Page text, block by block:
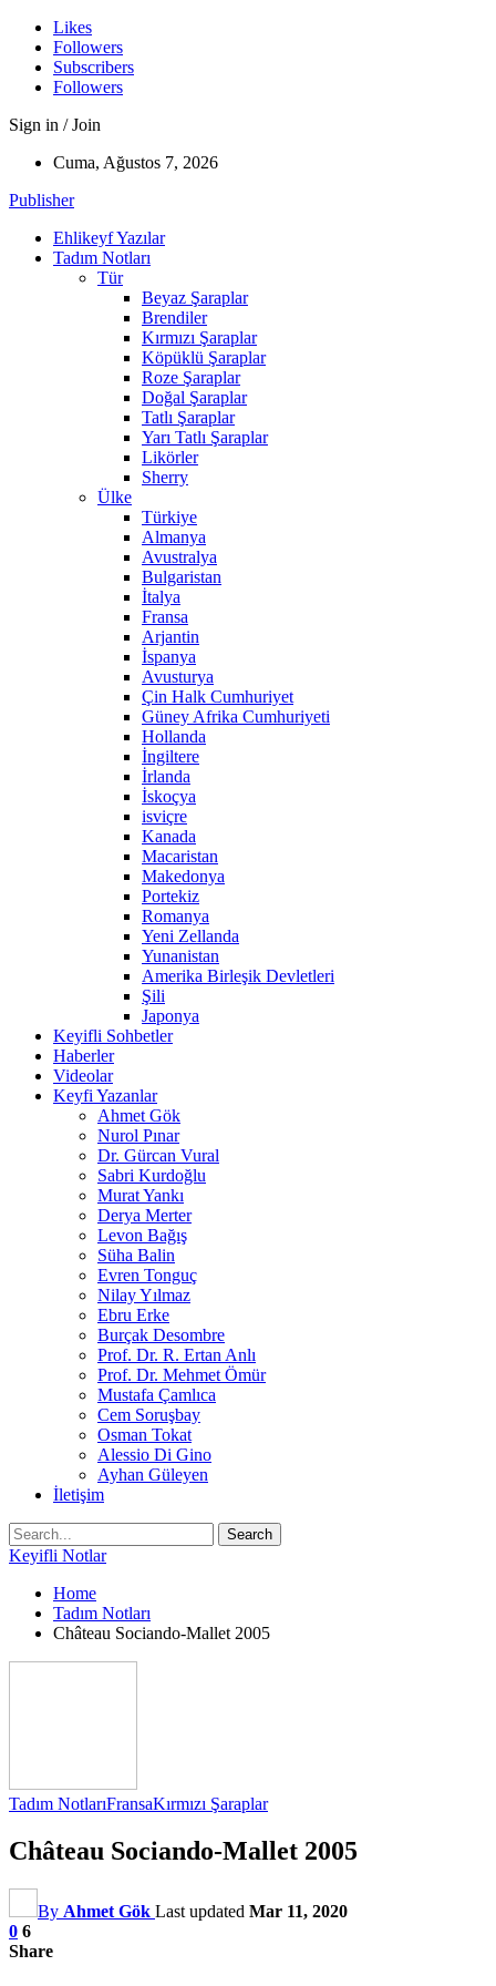
Likes
Followers
Subscribers
Followers
Sign in / Join
Cuma, Ağustos 7, 2026
Publisher
Ehlikeyf Yazılar
Tadım Notları
Tür
Beyaz Şaraplar
Brendiler
Kırmızı Şaraplar
Köpüklü Şaraplar
Roze Şaraplar
Doğal Şaraplar
Tatlı Şaraplar
Yarı Tatlı Şaraplar
Likörler
Sherry
Ülke
Türkiye
Almanya
Avustralya
Bulgaristan
İtalya
Fransa
Arjantin
İspanya
Avusturya
Çin Halk Cumhuriyet
Güney Afrika Cumhuriyeti
Hollanda
İngiltere
İrlanda
İskoçya
isviçre
Kanada
Macaristan
Makedonya
Portekiz
Romanya
Yeni Zellanda
Yunanistan
Amerika Birleşik Devletleri
Şili
Japonya
Keyifli Sohbetler
Haberler
Videolar
Keyfi Yazanlar
Ahmet Gök
Nurol Pınar
Dr. Gürcan Vural
Sabri Kurdoğlu
Murat Yankı
Derya Merter
Levon Bağış
Süha Balin
Evren Tonguç
Nilay Yılmaz
Ebru Erke
Burçak Desombre
Prof. Dr. R. Ertan Anlı
Prof. Dr. Mehmet Ömür
Mustafa Çamlıca
Cem Soruşbay
Osman Tokat
Alessio Di Gino
Ayhan Güleyen
İletişim
Keyifli Notlar
Home
Tadım Notları
Château Sociando-Mallet 2005
Tadım NotlarıFransaKırmızı Şaraplar
Château Sociando-Mallet 2005
By Ahmet Gök Last updated Mar 11, 2020
0 6
Share